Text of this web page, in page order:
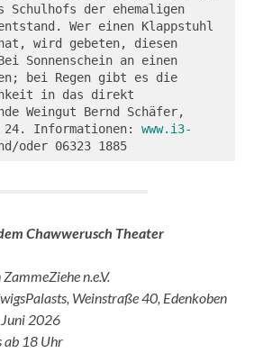
Schulhofs der ehemaligen
Wer einen Klappstuhl
wird gebeten, diesen
Sonnenschein an einen
bei Regen gibt es die
in das direkt
Weingut Bernd Schäfer,
24. Informationen: www.i3-
oder 06323 1885
Chawwerusch Theater
n.e.V.
Weinstraße 40, Edenkoben
Juni 2026
ab 18 Uhr